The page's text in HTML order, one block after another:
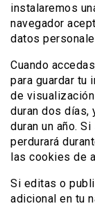
instalaremos
navegador
datos
Cuando
para guardar tu
de
duran dos días,
duran un año.
perdurará
las cookies de
Si editas o
adicional en tu